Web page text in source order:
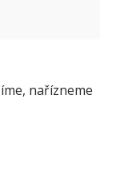
nařízneme